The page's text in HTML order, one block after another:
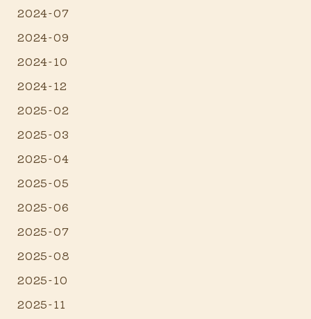
2024-07
2024-09
2024-10
2024-12
2025-02
2025-03
2025-04
2025-05
2025-06
2025-07
2025-08
2025-10
2025-11